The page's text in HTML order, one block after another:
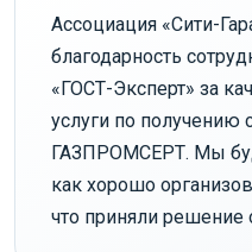
Ассоциация «Сити-
благодарность
«ГОСТ-Эксперт» за
услуги по получению
ГАЗПРОМСЕРТ. Мы
как хорошо
что приняли решение